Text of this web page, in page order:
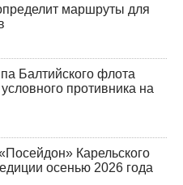
маршруты для
Балтийского флота
противника на
Карельского
осенью 2026 года